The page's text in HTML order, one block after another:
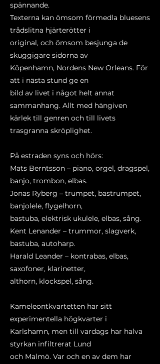
spännande.
Texterna kan ömsom förmedla bluesens
trådslitna hjärterötter i
original, och ömsom besjunga de
skuggigare sidorna av
Köpenhamn, Nordens New Orleans. För
att i nästa stund ge en
bild av livet i något helt annat
sammanhang. Allt med hängiven
kärlek till genren och till livets
trasgranna skröplighet.
På estraden syns och hörs:
Mats Berntsson – piano, orgel, dragspel,
banjo, trombon, elbas.
Jonas Ryberg – trumpet, bastrumpet,
banjolele, flygelhorn,
bastuba, elektrisk ukulele, elbas, sång.
Kent Lenander – trummor, slagverk,
bastuba, autoharp.
Harald Leander – kontrabas, elbas,
saxofoner, klarinetter,
althorn, klockspel, sång.
Kameleontkvartetten har sitt
experimentella högkvarter i
Karlshamn, men till vardags har halva
styrkan infiltrerat Lund
och Malmö. Var och en av dem har